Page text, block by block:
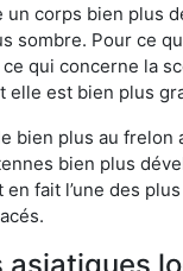
corps bien plus
sombre. Pour ce
qui concerne la
elle est bien plus
bien plus au
bien plus
fait l’une des